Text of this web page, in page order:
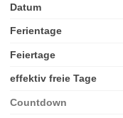
Datum
Ferientage
Feiertage
effektiv freie Tage
Countdown